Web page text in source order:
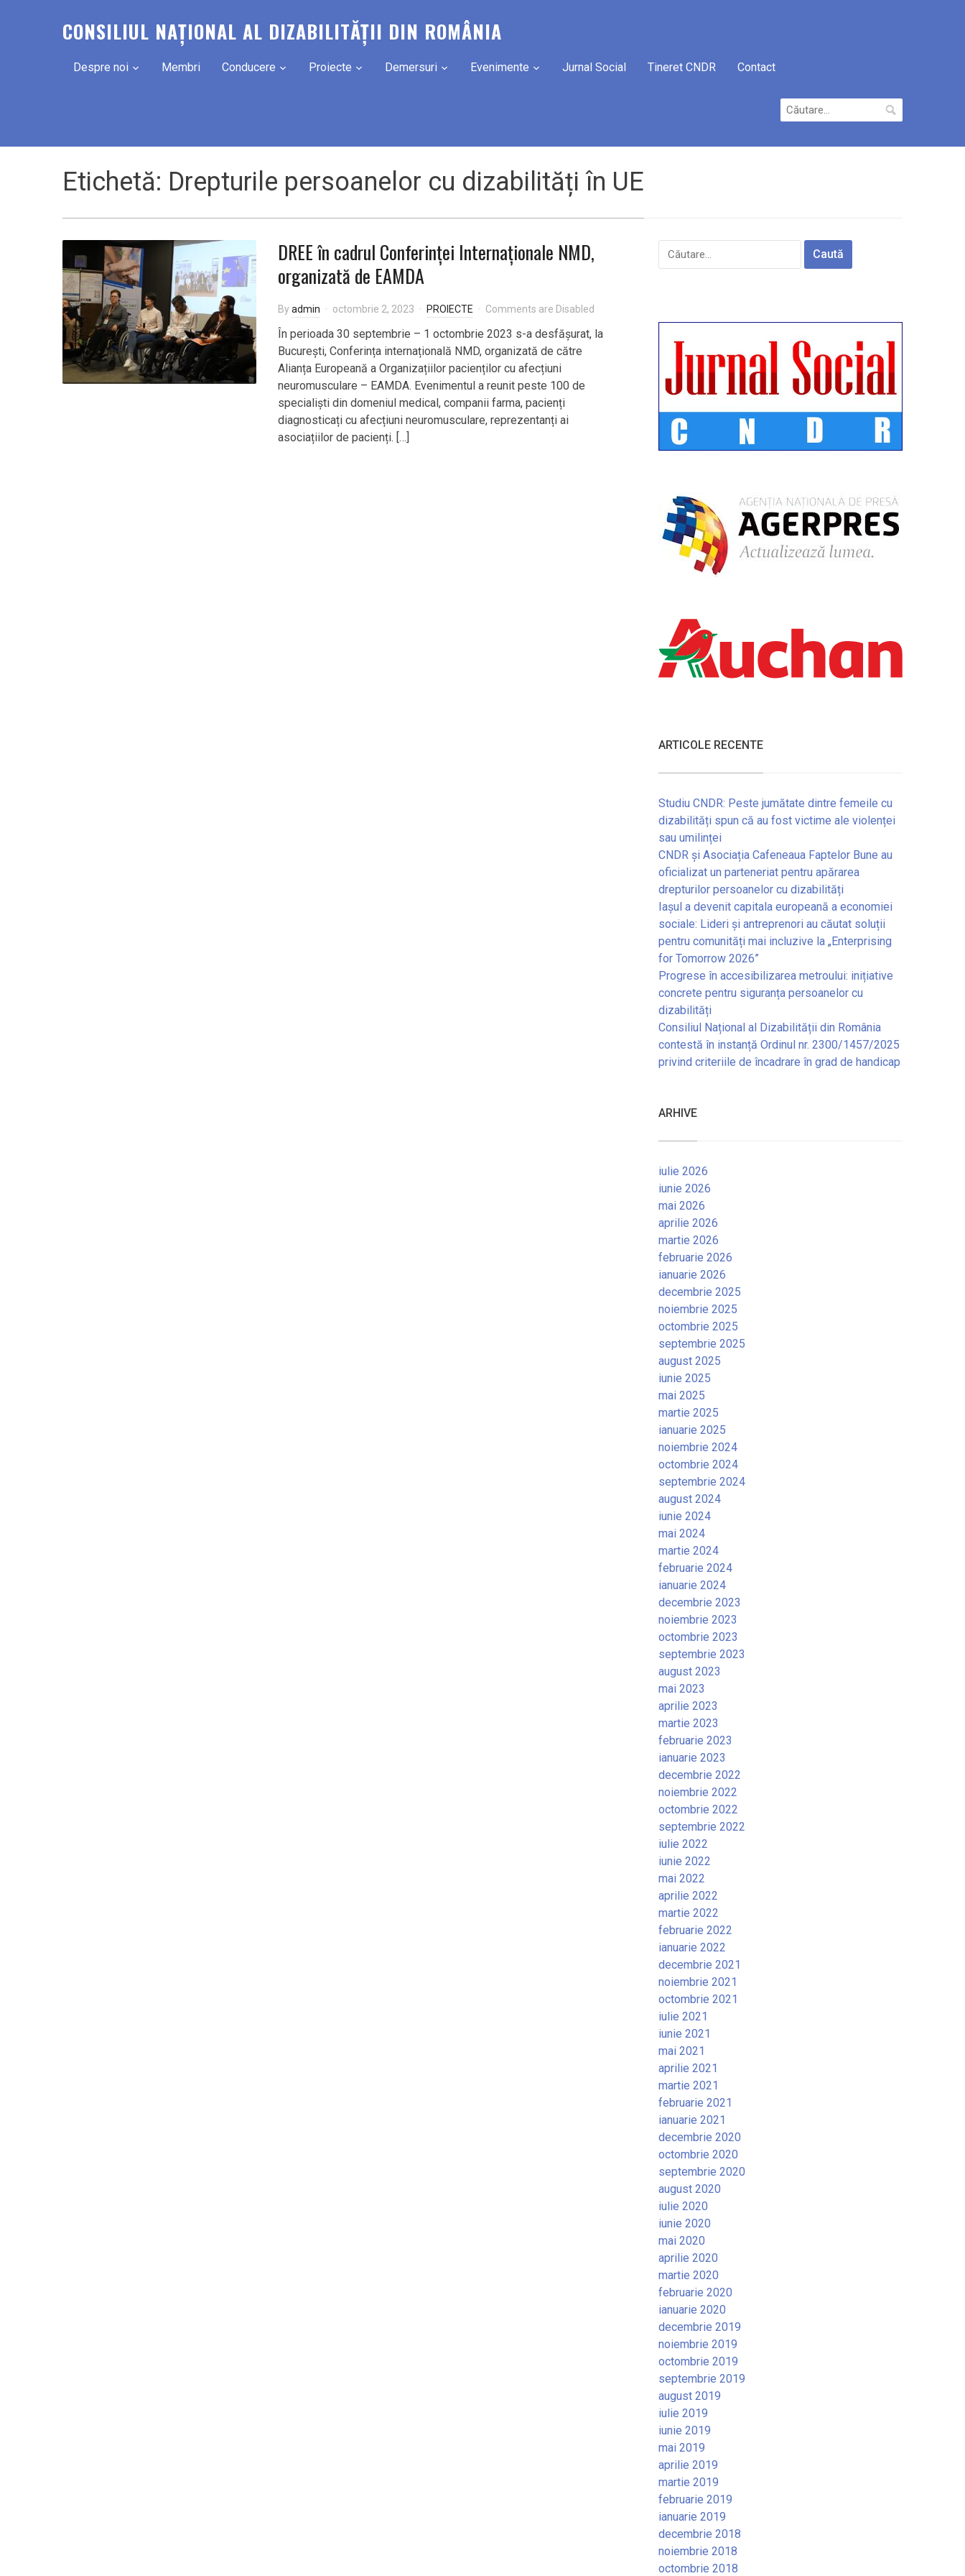
CONSILIUL NAȚIONAL AL DIZABILITĂȚII DIN ROMÂNIA
Despre noi Membri Conducere Proiecte Demersuri Evenimente Jurnal Social Tineret CNDR Contact
Caută
după:
Etichetă: Drepturile persoanelor cu dizabilități în UE
DREE în cadrul Conferinței Internaționale NMD,
organizată de EAMDA
Byadmin octombrie 2, 2023 PROIECTE Comments are Disabled
În perioada 30 septembrie – 1 octombrie 2023 s-a desfășurat, la
București, Conferința internațională NMD, organizată de către
Alianța Europeană a Organizațiilor pacienților cu afecțiuni
neuromusculare – EAMDA. Evenimentul a reunit peste 100 de
specialiști din domeniul medical, companii farma, pacienți
diagnosticați cu afecțiuni neuromusculare, reprezentanți ai
asociațiilor de pacienți. […]
Caută
după:
ARTICOLE RECENTE
Studiu CNDR: Peste jumătate dintre femeile cu
dizabilități spun că au fost victime ale violenței
sau umilinței
CNDR și Asociația Cafeneaua Faptelor Bune au
oficializat un parteneriat pentru apărarea
drepturilor persoanelor cu dizabilități
Iașul a devenit capitala europeană a economiei
sociale: Lideri și antreprenori au căutat soluții
pentru comunități mai incluzive la „Enterprising
for Tomorrow 2026”
Progrese în accesibilizarea metroului: inițiative
concrete pentru siguranța persoanelor cu
dizabilități
Consiliul Național al Dizabilității din România
contestă în instanță Ordinul nr. 2300/1457/2025
privind criteriile de încadrare în grad de handicap
ARHIVE
iulie 2026
iunie 2026
mai 2026
aprilie 2026
martie 2026
februarie 2026
ianuarie 2026
decembrie 2025
noiembrie 2025
octombrie 2025
septembrie 2025
august 2025
iunie 2025
mai 2025
martie 2025
ianuarie 2025
noiembrie 2024
octombrie 2024
septembrie 2024
august 2024
iunie 2024
mai 2024
martie 2024
februarie 2024
ianuarie 2024
decembrie 2023
noiembrie 2023
octombrie 2023
septembrie 2023
august 2023
mai 2023
aprilie 2023
martie 2023
februarie 2023
ianuarie 2023
decembrie 2022
noiembrie 2022
octombrie 2022
septembrie 2022
iulie 2022
iunie 2022
mai 2022
aprilie 2022
martie 2022
februarie 2022
ianuarie 2022
decembrie 2021
noiembrie 2021
octombrie 2021
iulie 2021
iunie 2021
mai 2021
aprilie 2021
martie 2021
februarie 2021
ianuarie 2021
decembrie 2020
octombrie 2020
septembrie 2020
august 2020
iulie 2020
iunie 2020
mai 2020
aprilie 2020
martie 2020
februarie 2020
ianuarie 2020
decembrie 2019
noiembrie 2019
octombrie 2019
septembrie 2019
august 2019
iulie 2019
iunie 2019
mai 2019
aprilie 2019
martie 2019
februarie 2019
ianuarie 2019
decembrie 2018
noiembrie 2018
octombrie 2018